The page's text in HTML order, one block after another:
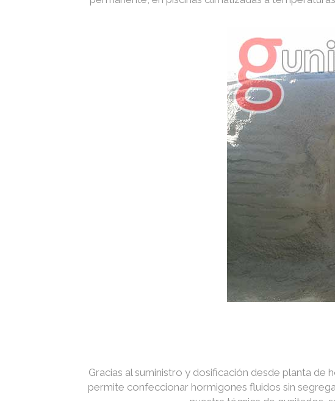
Gracias al suministro y dosificación desde planta
permite confeccionar hormigones fluidos sin